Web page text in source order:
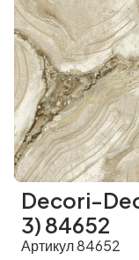
Decori-
3) 84652
Артикул 84652